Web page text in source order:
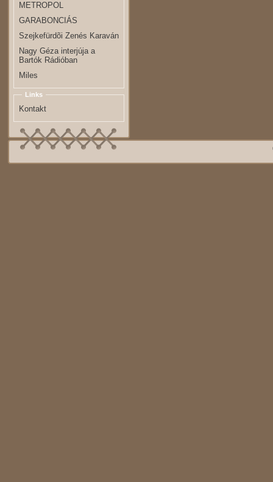
METROPOL
GARABONCIÁS
Szejkefürdõi Zenés Karaván
Nagy Géza interjúja a
Bartók Rádióban
Miles
Links
Kontakt